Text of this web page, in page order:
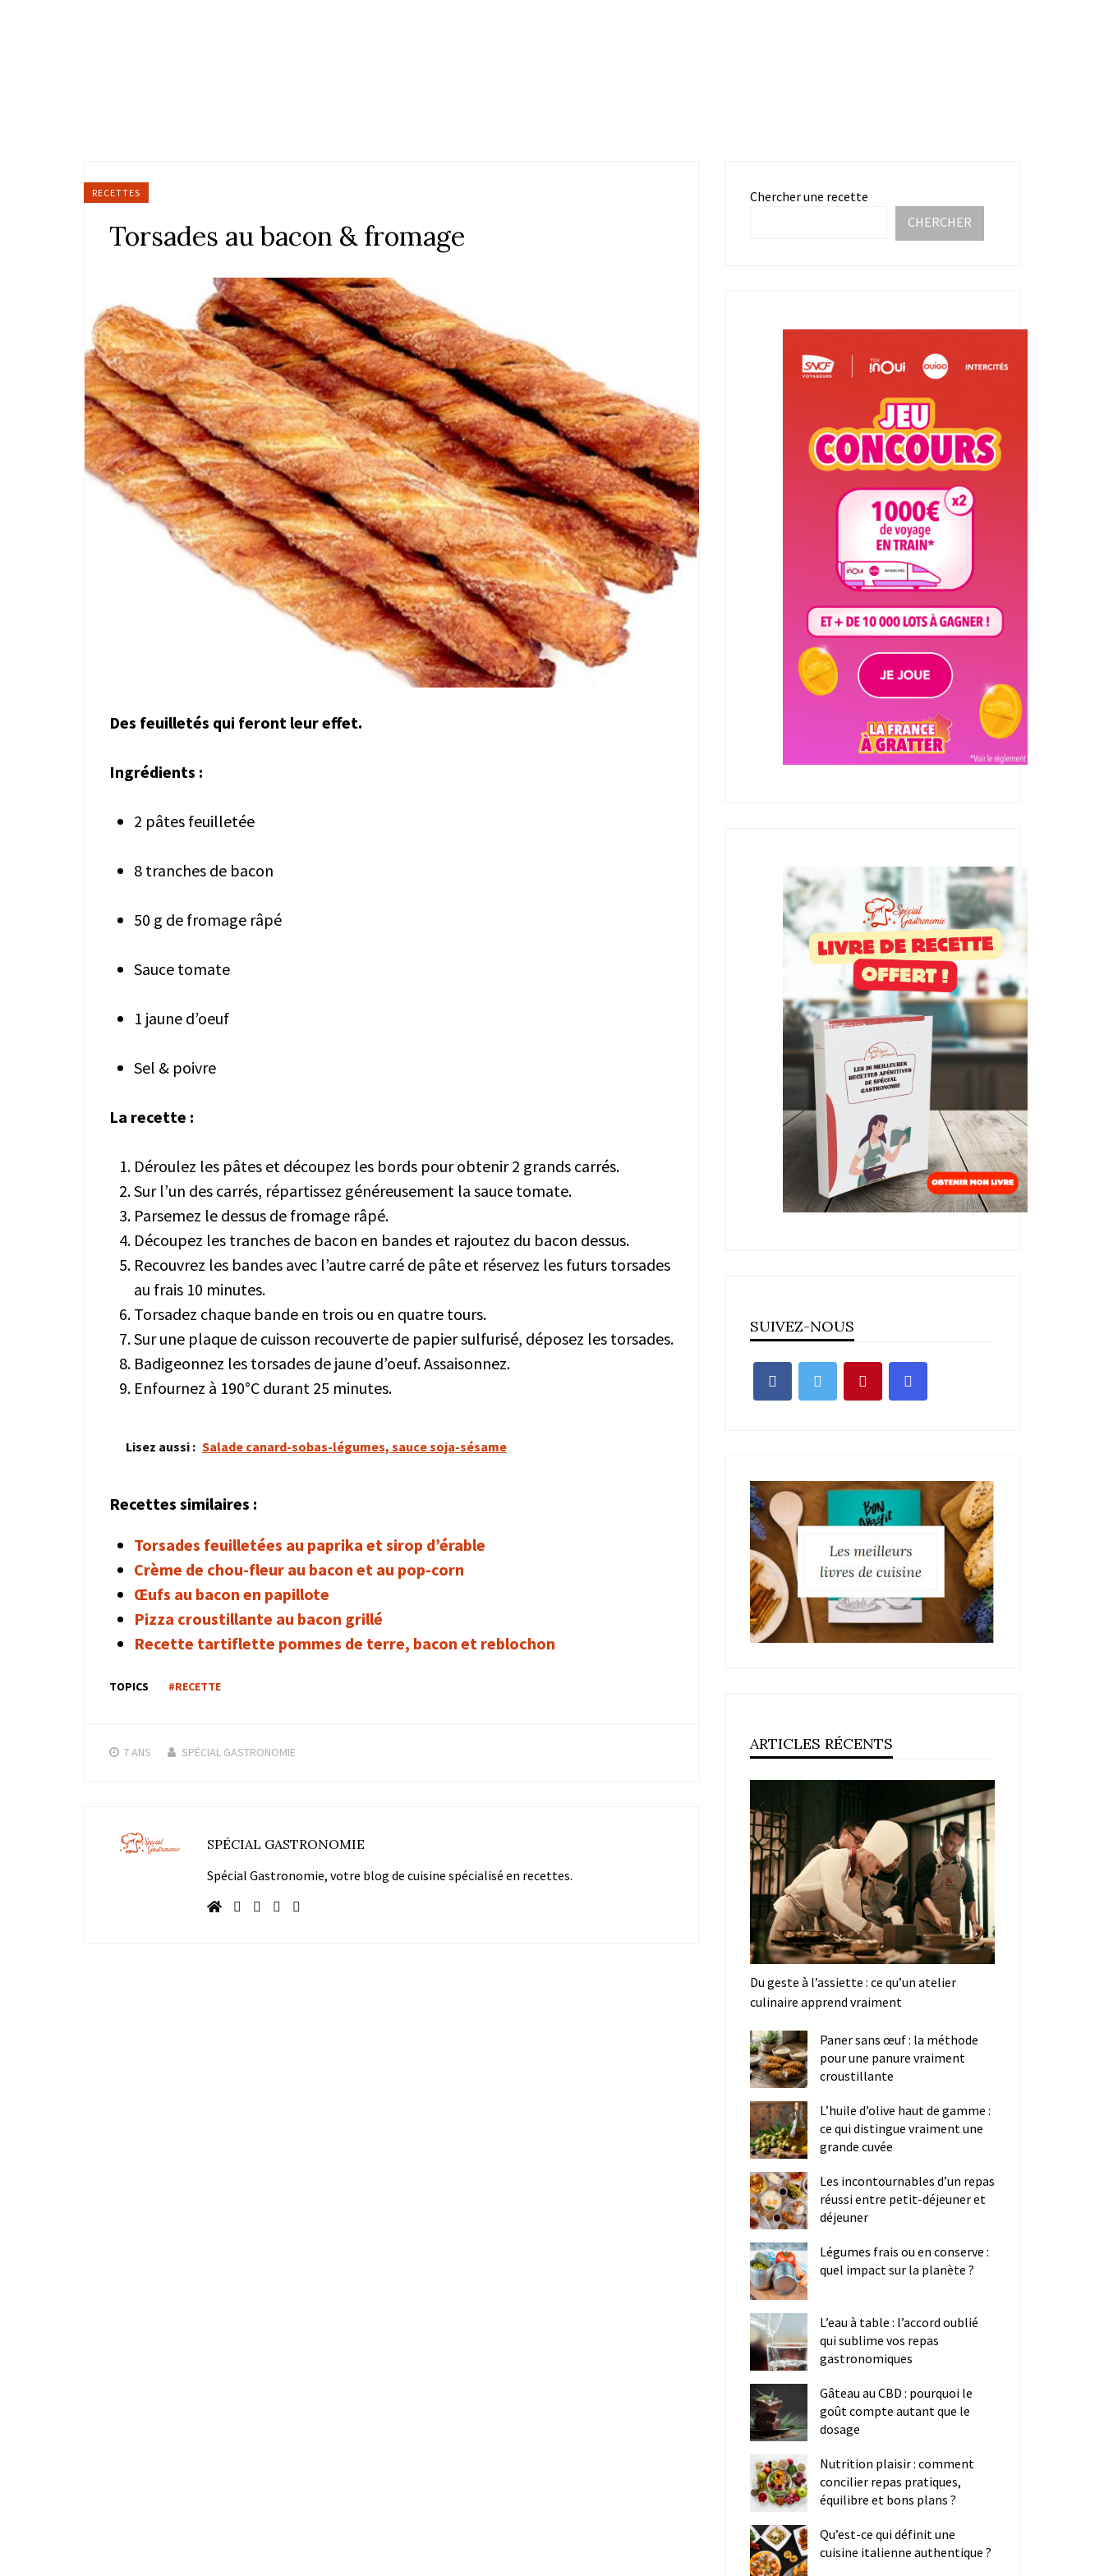
RECETTES
Torsades au bacon & fromage
Des feuilletés qui feront leur effet.
Ingrédients :
2 pâtes feuilletée
8 tranches de bacon
50 g de fromage râpé
Sauce tomate
1 jaune d’oeuf
Sel & poivre
La recette :
Déroulez les pâtes et découpez les bords pour obtenir 2 grands carrés.
Sur l’un des carrés, répartissez généreusement la sauce tomate.
Parsemez le dessus de fromage râpé.
Découpez les tranches de bacon en bandes et rajoutez du bacon dessus.
Recouvrez les bandes avec l’autre carré de pâte et réservez les futurs torsades
au frais 10 minutes.
Torsadez chaque bande en trois ou en quatre tours.
Sur une plaque de cuisson recouverte de papier sulfurisé, déposez les torsades.
Badigeonnez les torsades de jaune d’oeuf. Assaisonnez.
Enfournez à 190°C durant 25 minutes.
Lisez aussi : Salade canard-sobas-légumes, sauce soja-sésame
Recettes similaires :
Torsades feuilletées au paprika et sirop d’érable
Crème de chou-fleur au bacon et au pop-corn
Œufs au bacon en papillote
Pizza croustillante au bacon grillé
Recette tartiflette pommes de terre, bacon et reblochon
TOPICS #RECETTE
7 ANS SPÉCIAL GASTRONOMIE
SPÉCIAL GASTRONOMIE
Spécial Gastronomie, votre blog de cuisine spécialisé en recettes.
Chercher une recette
CHERCHER
SUIVEZ-NOUS
ARTICLES RÉCENTS
Du geste à l’assiette : ce qu’un atelier
culinaire apprend vraiment
Paner sans œuf : la méthode
pour une panure vraiment
croustillante
L’huile d’olive haut de gamme :
ce qui distingue vraiment une
grande cuvée
Les incontournables d’un repas
réussi entre petit-déjeuner et
déjeuner
Légumes frais ou en conserve :
quel impact sur la planète ?
L’eau à table : l’accord oublié
qui sublime vos repas
gastronomiques
Gâteau au CBD : pourquoi le
goût compte autant que le
dosage
Nutrition plaisir : comment
concilier repas pratiques,
équilibre et bons plans ?
Qu’est-ce qui définit une
cuisine italienne authentique ?